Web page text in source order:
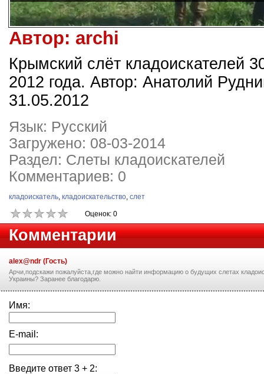
Автор: archi
Крымский слёт кладоискателей
2012 года. Автор: Анатолий
31.05.2012
Язык: Русский
Загружено: 08-03-2014
Раздел: Слеты кладоискателей
Комментариев: 0
кладоискатель, кладоискательство, слет
Оценок: 0
Комментарии
alex@ndr (Гость)
Арчи,подскажи пожалуйста,где можно найти информацию о будущих слетах
Украины? Заранее благодарю.
Имя:
E-mail:
Введите ответ 3 + 2: